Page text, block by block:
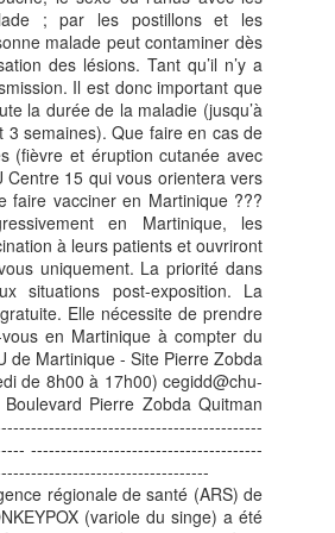
; par les postillons et les
malade peut contaminer dès
des lésions. Tant qu’il n’y a
Il est donc important que
la durée de la maladie (jusqu’à
semaines). Que faire en cas de
(fièvre et éruption cutanée avec
Centre 15 qui vous orientera vers
faire vacciner en Martinique ???
en Martinique, les
à leurs patients et ouvriront
uniquement. La priorité dans
situations post-exposition. La
Elle nécessite de prendre
en Martinique à compter du
de Martinique - Site Pierre Zobda
de 8h00 à 17h00) cegidd@chu-
Pierre Zobda Quitman
---------------------------------------
régionale de santé (ARS) de
(variole du singe) a été
juin 2026, la première région française
CARICOM en tant que membre
du tour cycliste de
tour cycliste de Martinique en 1971.
et dirige un magasin de vente et de
génération de coureurs qui ont façonné
Fils du cycliste Paul Néror, il
l’un des talents les plus prometteurs
Fanny Marsot quitte
de nouvelles opportunités